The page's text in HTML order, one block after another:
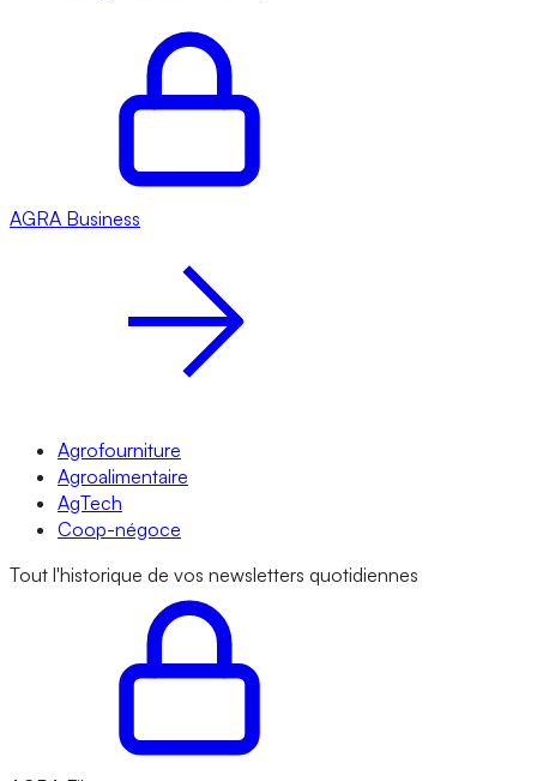
AGRA Business
Agrofourniture
Agroalimentaire
AgTech
Coop-négoce
Tout l'historique de vos newsletters quotidiennes